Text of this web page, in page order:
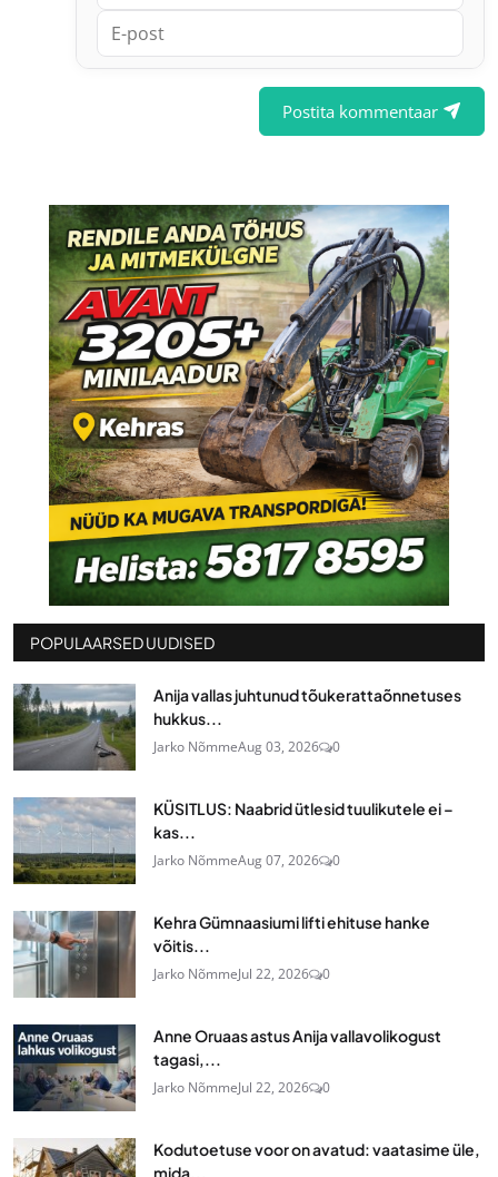
Postita kommentaar
POPULAARSED UUDISED
Anija vallas juhtunud tõukerattaõnnetuses
hukkus...
Jarko NõmmeAug 03, 2026 0
KÜSITLUS: Naabrid ütlesid tuulikutele ei –
kas...
Jarko NõmmeAug 07, 2026 0
Kehra Gümnaasiumi lifti ehituse hanke
võitis...
Jarko NõmmeJul 22, 2026 0
Anne Oruaas astus Anija vallavolikogust
tagasi,...
Jarko NõmmeJul 22, 2026 0
Kodutoetuse voor on avatud: vaatasime üle,
mida...